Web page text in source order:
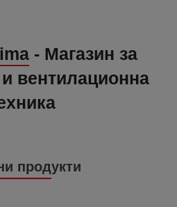
- Магазин за
вентилационна
продукти